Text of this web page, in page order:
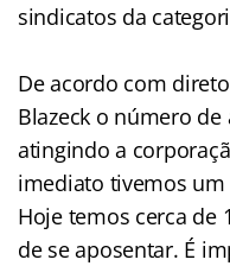
sindicatos da
De acordo com
Blazeck o número
atingindo a
imediato tivemos
Hoje temos cerca de
de se aposentar. É